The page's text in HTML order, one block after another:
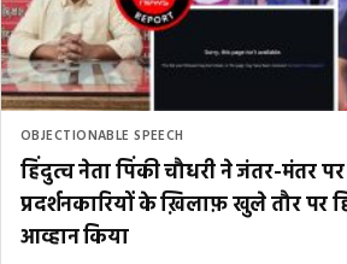
OBJECTIONABLE SPEECH
हिंदुत्व नेता पिंकी चौधरी ने जंतर-मंतर पर
प्रदर्शनकारियों के ख़िलाफ़ खुले तौर पर
आव्हान किया